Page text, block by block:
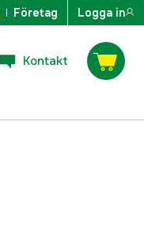
Företag Logga in
Kontakt